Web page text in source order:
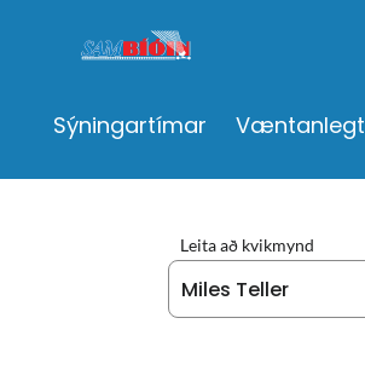
Sýningartímar Væntanlegt
Leita að kvikmynd